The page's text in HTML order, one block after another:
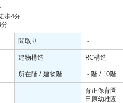
歩4分
間取り -
建物構造 RC構造
所在階 / 建物階 - 階 / 10階
育正保育
田原幼稚